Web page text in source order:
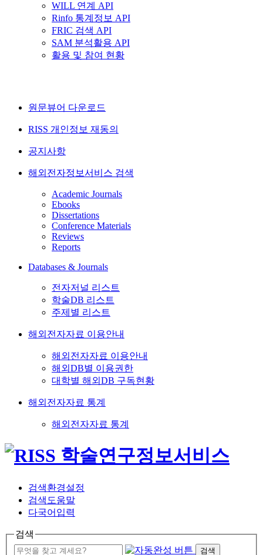
WILL 연계 API
Rinfo 통계정보 API
FRIC 검색 API
SAM 분석활용 API
활용 및 참여 현황
원문뷰어 다운로드
RISS 개인정보 재동의
공지사항
해외전자정보서비스 검색
Academic Journals
Ebooks
Dissertations
Conference Materials
Reviews
Reports
Databases & Journals
전자저널 리스트
학술DB 리스트
주제별 리스트
해외전자자료 이용안내
해외전자자료 이용안내
해외DB별 이용권한
대학별 해외DB 구독현황
해외전자자료 통계
해외전자자료 통계
검색환경설정
검색도움말
다국어입력
검색
검색